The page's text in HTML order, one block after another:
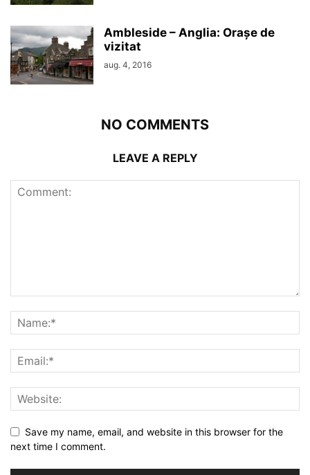
Ambleside – Anglia: Orașe de
vizitat
aug. 4, 2016
NO COMMENTS
LEAVE A REPLY
Save my name, email, and website in this browser for the
next time I comment.